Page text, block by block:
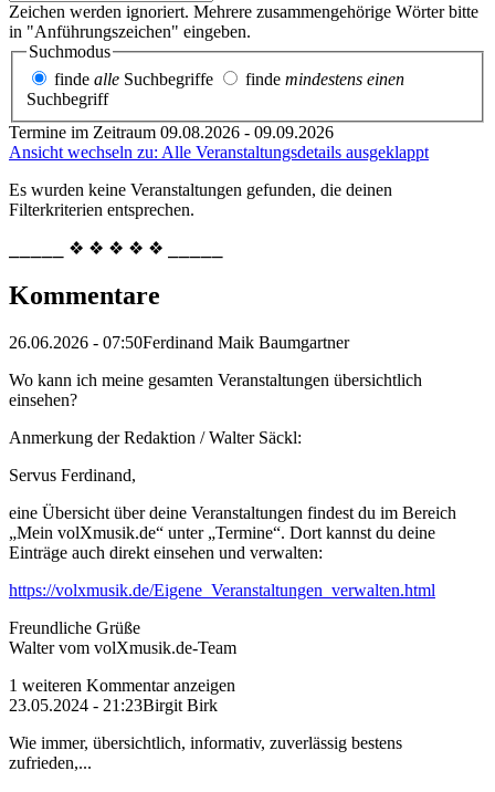
Zeichen werden ignoriert. Mehrere zusammengehörige Wörter bitte
in "Anführungszeichen" eingeben.
Suchmodus
finde alle Suchbegriffe finde mindestens einen
Suchbegriff
Termine im Zeitraum 09.08.2026 - 09.09.2026
Ansicht wechseln zu: Alle Veranstaltungsdetails ausgeklappt
Es wurden keine Veranstaltungen gefunden, die deinen
Filterkriterien entsprechen.
⎯⎯⎯⎯⎯ ❖ ❖ ❖ ❖ ❖ ⎯⎯⎯⎯⎯
Kommentare
26.06.2026 - 07:50Ferdinand Maik Baumgartner
Wo kann ich meine gesamten Veranstaltungen übersichtlich
einsehen?
Anmerkung der Redaktion /Walter Säckl:
Servus Ferdinand,
eine Übersicht über deine Veranstaltungen findest du im Bereich
„Mein volXmusik.de“ unter „Termine“. Dort kannst du deine
Einträge auch direkt einsehen und verwalten:
https://volxmusik.de/Eigene_Veranstaltungen_verwalten.html
Freundliche Grüße
Walter vom volXmusik.de-Team
1 weiteren Kommentar anzeigen
23.05.2024 - 21:23Birgit Birk
Wie immer, übersichtlich, informativ, zuverlässig bestens
zufrieden,...